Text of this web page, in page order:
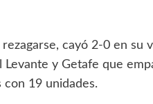
cayó 2-0 en su
y Getafe que
19 unidades.